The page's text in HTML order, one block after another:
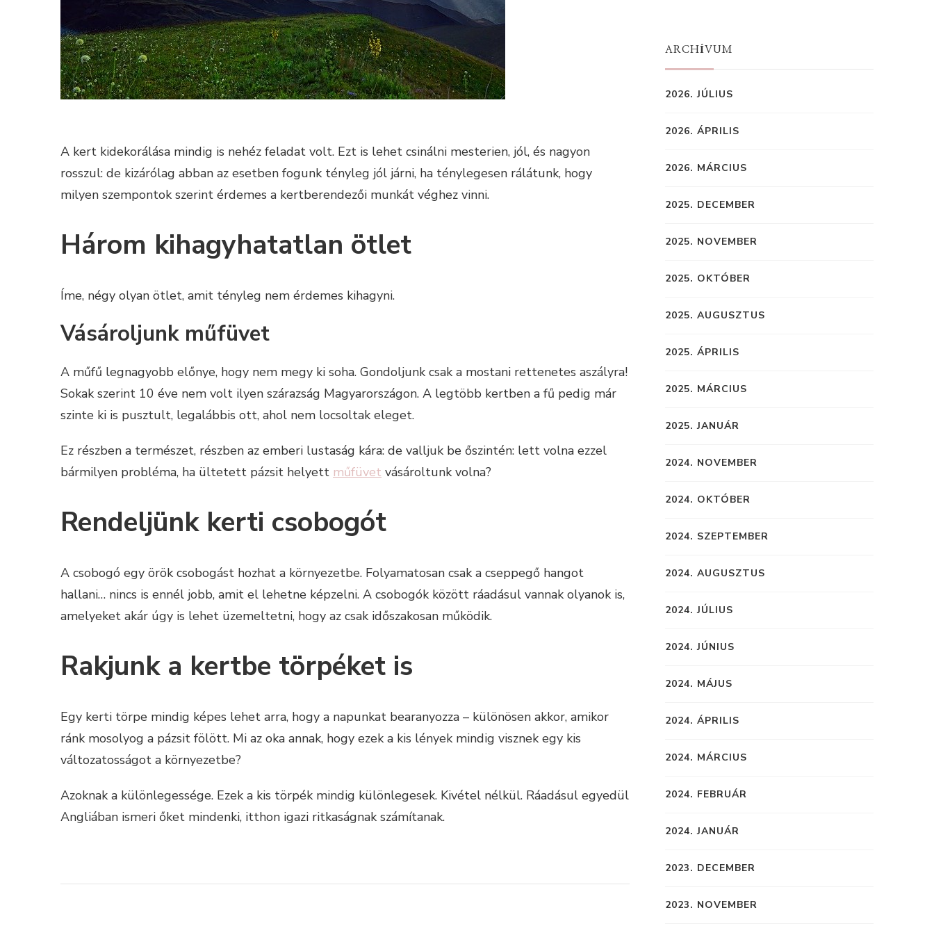
A kert kidekorálása mindig is nehéz feladat volt. Ezt is lehet csinálni mesterien, jól, és nagyon
rosszul: de kizárólag abban az esetben fogunk tényleg jól járni, ha ténylegesen rálátunk, hogy
milyen szempontok szerint érdemes a kertberendezői munkát véghez vinni.
Három kihagyhatatlan ötlet
Íme, négy olyan ötlet, amit tényleg nem érdemes kihagyni.
Vásároljunk műfüvet
A műfű legnagyobb előnye, hogy nem megy ki soha. Gondoljunk csak a mostani rettenetes aszályra!
Sokak szerint 10 éve nem volt ilyen szárazság Magyarországon. A legtöbb kertben a fű pedig már
szinte ki is pusztult, legalábbis ott, ahol nem locsoltak eleget.
Ez részben a természet, részben az emberi lustaság kára: de valljuk be őszintén: lett volna ezzel
bármilyen probléma, ha ültetett pázsit helyett műfüvet vásároltunk volna?
Rendeljünk kerti csobogót
A csobogó egy örök csobogást hozhat a környezetbe. Folyamatosan csak a cseppegő hangot
hallani… nincs is ennél jobb, amit el lehetne képzelni. A csobogók között ráadásul vannak olyanok is,
amelyeket akár úgy is lehet üzemeltetni, hogy az csak időszakosan működik.
Rakjunk a kertbe törpéket is
Egy kerti törpe mindig képes lehet arra, hogy a napunkat bearanyozza – különösen akkor, amikor
ránk mosolyog a pázsit fölött. Mi az oka annak, hogy ezek a kis lények mindig visznek egy kis
változatosságot a környezetbe?
Azoknak a különlegessége. Ezek a kis törpék mindig különlegesek. Kivétel nélkül. Ráadásul egyedül
Angliában ismeri őket mindenki, itthon igazi ritkaságnak számítanak.
ARCHÍVUM
2026. JÚLIUS
2026. ÁPRILIS
2026. MÁRCIUS
2025. DECEMBER
2025. NOVEMBER
2025. OKTÓBER
2025. AUGUSZTUS
2025. ÁPRILIS
2025. MÁRCIUS
2025. JANUÁR
2024. NOVEMBER
2024. OKTÓBER
2024. SZEPTEMBER
2024. AUGUSZTUS
2024. JÚLIUS
2024. JÚNIUS
2024. MÁJUS
2024. ÁPRILIS
2024. MÁRCIUS
2024. FEBRUÁR
2024. JANUÁR
2023. DECEMBER
2023. NOVEMBER